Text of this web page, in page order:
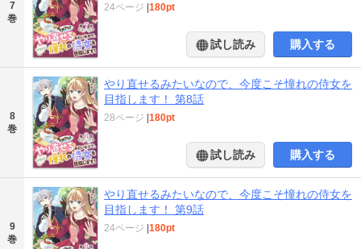
7
巻
24ページ |180pt
試し読み 購入する
8
巻
やり直せるみたいなので、今度こそ憧れの侍女を
目指します！ 第8話
28ページ |180pt
試し読み 購入する
9
巻
やり直せるみたいなので、今度こそ憧れの侍女を
目指します！ 第9話
24ページ |180pt